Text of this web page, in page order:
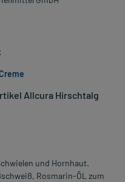
Allcura Hirschtalg
und Hornhaut.
Rosmarin-ÖL zum